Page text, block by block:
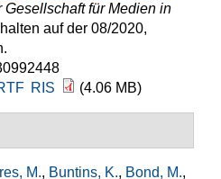
Gesellschaft für Medien in
auf der 08/2020,
RIS (4.06 MB)
M., Buntins, K., Bond, M.,